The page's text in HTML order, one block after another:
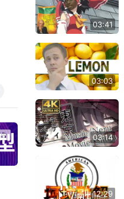
03:41
03:03
03:14
12:29